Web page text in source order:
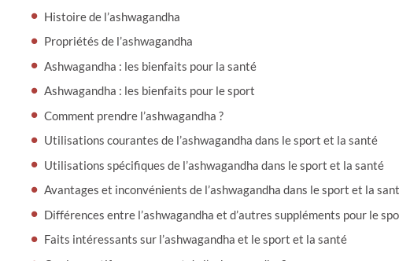
Histoire de l’ashwagandha
Propriétés de l’ashwagandha
Ashwagandha : les bienfaits pour la santé
Ashwagandha : les bienfaits pour le sport
Comment prendre l’ashwagandha ?
Utilisations courantes de l’ashwagandha dans le sport et la santé
Utilisations spécifiques de l’ashwagandha dans le sport et la santé
Avantages et inconvénients de l’ashwagandha dans le sport et la
Différences entre l’ashwagandha et d’autres suppléments pour le
Faits intéressants sur l’ashwagandha et le sport et la santé